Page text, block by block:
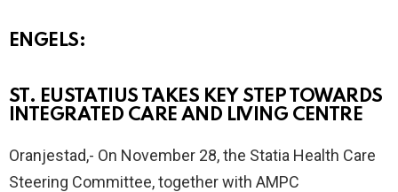
ENGELS:
ST. EUSTATIUS TAKES KEY STEP TOWARDS
INTEGRATED CARE AND LIVING CENTRE
Oranjestad,- On November 28, the Statia Health Care
Steering Committee, together with AMPC